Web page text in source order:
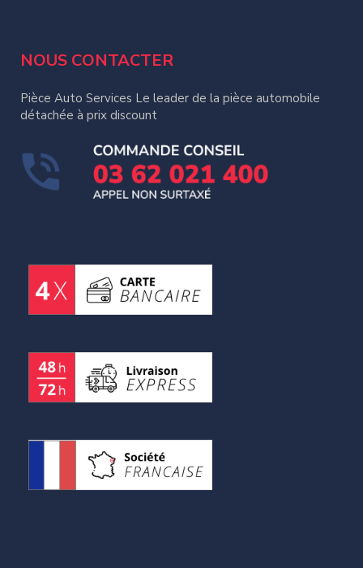
NOUS CONTACTER
Pièce Auto Services Le leader de la pièce automobile
détachée à prix discount